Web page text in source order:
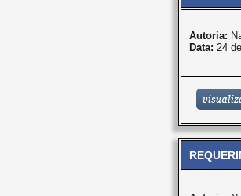
Autoria:
Data: 24